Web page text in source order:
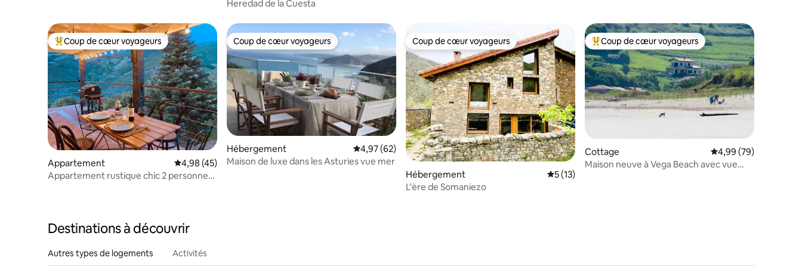
Heredad de la Cuesta
Coups de cœur voyageurs les plus appréciés
Coup de cœur voyageurs
Appartement Évaluation moyenne sur la base de 45 commentaires : 4,98 sur 5
4,98 (45)
Appartement rustique chic 2 personnes
Coup de cœur voyageurs
Coup de cœur voyageurs
Hébergement Évaluation moyenne sur la base de 62 commentaires : 4,97 sur 5
4,97 (62)
Maison de luxe dans les Asturies vue mer
Coup de cœur voyageurs
Coup de cœur voyageurs
Hébergement Évaluation moyenne sur la base de 13 commentaires : 5 sur 5
5 (13)
L'ère de Somaniezo
Coups de cœur voyageurs les plus appréciés
Coup de cœur voyageurs
Cottage Évaluation moyenne
4,99 (79)
Maison neuve à Vega Beach avec vue
Destinations à découvrir
Autres types de logements Activités